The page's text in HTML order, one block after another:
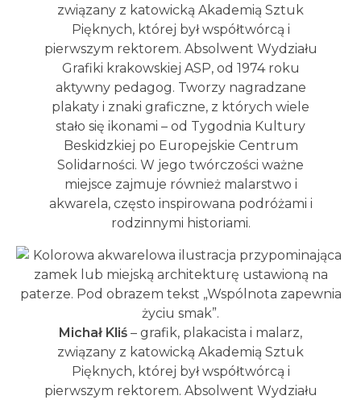
związany z katowicką Akademią Sztuk
Pięknych, której był współtwórcą i
pierwszym rektorem. Absolwent Wydziału
Grafiki krakowskiej ASP, od 1974 roku
aktywny pedagog. Tworzy nagradzane
plakaty i znaki graficzne, z których wiele
stało się ikonami – od Tygodnia Kultury
Beskidzkiej po Europejskie Centrum
Solidarności. W jego twórczości ważne
miejsce zajmuje również malarstwo i
akwarela, często inspirowana podróżami i
rodzinnymi historiami.
Michał Kliś – grafik, plakacista i malarz,
związany z katowicką Akademią Sztuk
Pięknych, której był współtwórcą i
pierwszym rektorem. Absolwent Wydziału